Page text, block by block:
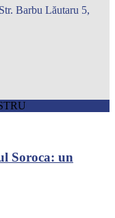
Barbu Lăutaru 5,
Soroca: un